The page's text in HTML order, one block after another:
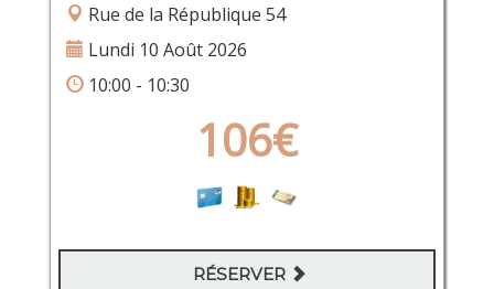
Rue de la République 54
Lundi 10 Août 2026
10:00 - 10:30
106€
RÉSERVER